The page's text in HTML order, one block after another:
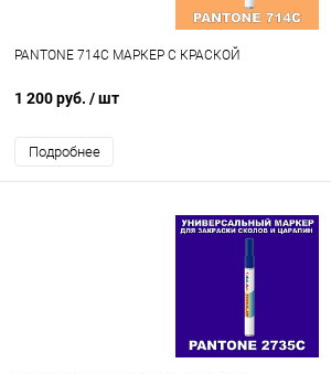
PANTONE 714C МАРКЕР С КРАСКОЙ
1 200 руб. / шт
Подробнее